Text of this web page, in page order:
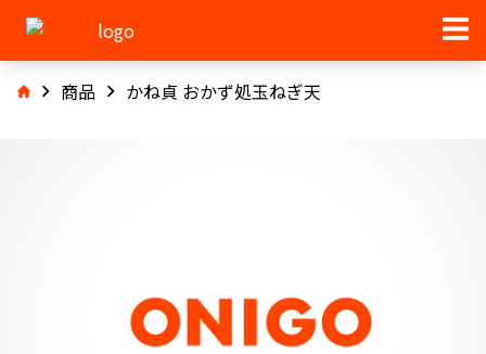
商品 かね貞 おかず処玉ねぎ天